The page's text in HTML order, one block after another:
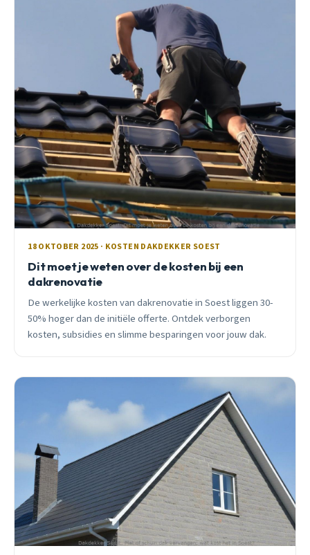
18 OKTOBER 2025 · KOSTEN DAKDEKKER SOEST
Dit moet je weten over de kosten bij een
dakrenovatie
De werkelijke kosten van dakrenovatie in Soest liggen 30-
50% hoger dan de initiële offerte. Ontdek verborgen
kosten, subsidies en slimme besparingen voor jouw dak.